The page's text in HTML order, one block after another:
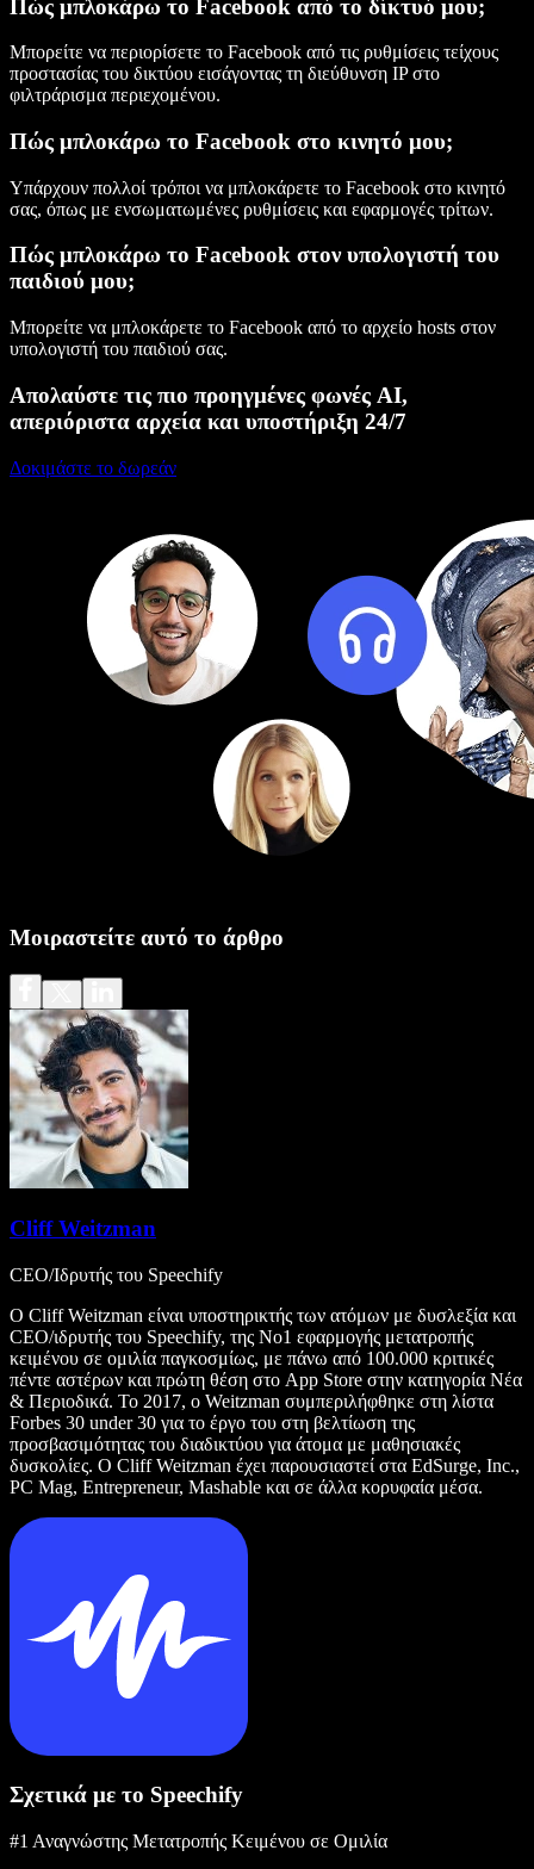
Πώς μπλοκάρω το Facebook από το δίκτυό μου;
Μπορείτε να περιορίσετε το Facebook από τις ρυθμίσεις τείχους
προστασίας του δικτύου εισάγοντας τη διεύθυνση IP στο
φιλτράρισμα περιεχομένου.
Πώς μπλοκάρω το Facebook στο κινητό μου;
Υπάρχουν πολλοί τρόποι να μπλοκάρετε το Facebook στο κινητό
σας, όπως με ενσωματωμένες ρυθμίσεις και εφαρμογές τρίτων.
Πώς μπλοκάρω το Facebook στον υπολογιστή του
παιδιού μου;
Μπορείτε να μπλοκάρετε το Facebook από το αρχείο hosts στον
υπολογιστή του παιδιού σας.
Απολαύστε τις πιο προηγμένες φωνές AI,
απεριόριστα αρχεία και υποστήριξη 24/7
Δοκιμάστε το δωρεάν
Μοιραστείτε αυτό το άρθρο
Cliff Weitzman
CEO/Ιδρυτής του Speechify
Ο Cliff Weitzman είναι υποστηρικτής των ατόμων με δυσλεξία και
CEO/ιδρυτής του Speechify, της Νο1 εφαρμογής μετατροπής
κειμένου σε ομιλία παγκοσμίως, με πάνω από 100.000 κριτικές
πέντε αστέρων και πρώτη θέση στο App Store στην κατηγορία Νέα
& Περιοδικά. Το 2017, ο Weitzman συμπεριλήφθηκε στη λίστα
Forbes 30 under 30 για το έργο του στη βελτίωση της
προσβασιμότητας του διαδικτύου για άτομα με μαθησιακές
δυσκολίες. Ο Cliff Weitzman έχει παρουσιαστεί στα EdSurge, Inc.,
PC Mag, Entrepreneur, Mashable και σε άλλα κορυφαία μέσα.
Σχετικά με το Speechify
#1 Αναγνώστης Μετατροπής Κειμένου σε Ομιλία